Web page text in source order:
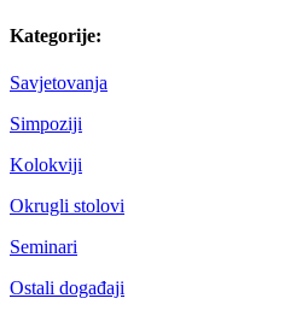
Kategorije:
Savjetovanja
Simpoziji
Kolokviji
Okrugli stolovi
Seminari
Ostali događaji